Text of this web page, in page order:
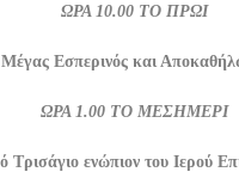
ΩΡΑ 10.00 ΤΟ ΠΡΩΙ
Μέγας Εσπερινός και
ΩΡΑ 1.00 ΤΟ ΜΕΣΗΜΕΡΙ
Τρισάγιο ενώπιον του Ιερού